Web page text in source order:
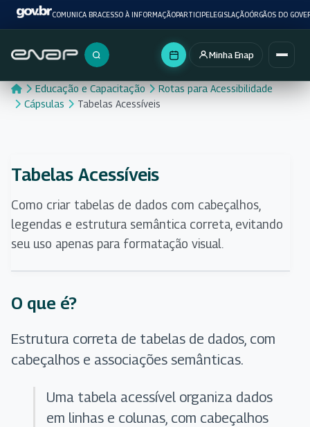
COMUNICA BRACESSO À INFORMAÇÃOPARTICIPELEGISLAÇÃOÓRGÃOS DO
Buscar no portal
Minha Enap
Educação e Capacitação
Rotas para Acessibilidade
Cápsulas
Tabelas Acessíveis
Tabelas Acessíveis
Como criar tabelas de dados com cabeçalhos,
legendas e estrutura semântica correta, evitando
seu uso apenas para formatação visual.
O que é?
Estrutura correta de tabelas de dados, com
cabeçalhos e associações semânticas.
Uma tabela acessível organiza dados
em linhas e colunas, com cabeçalhos